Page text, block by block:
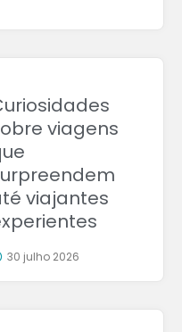
viagens
viajantes
30 julho 2026